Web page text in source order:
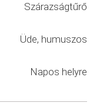
Szárazságtűrő
Üde, humuszos
Napos helyre